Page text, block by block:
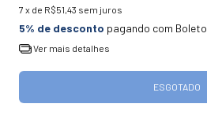
7 x de R$51,43 sem juros
5% de desconto pagando com Boleto
Ver mais detalhes